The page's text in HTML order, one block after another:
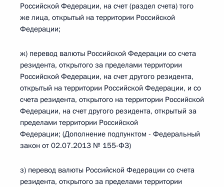
Российской Федерации, на счет (раздел счета) того
же лица, открытый на территории Российской
Федерации;
ж) перевод валюты Российской Федерации со счета
резидента, открытого за пределами территории
Российской Федерации, на счет другого резидента,
открытый на территории Российской Федерации, и со
счета резидента, открытого на территории Российской
Федерации, на счет другого резидента, открытый за
пределами территории Российской
Федерации; (Дополнение подпунктом - Федеральный
закон от 02.07.2013 № 155-ФЗ)
з) перевод валюты Российской Федерации со счета
резидента, открытого за пределами территории